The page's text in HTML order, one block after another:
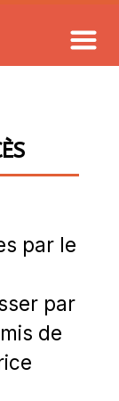
par le
par
de